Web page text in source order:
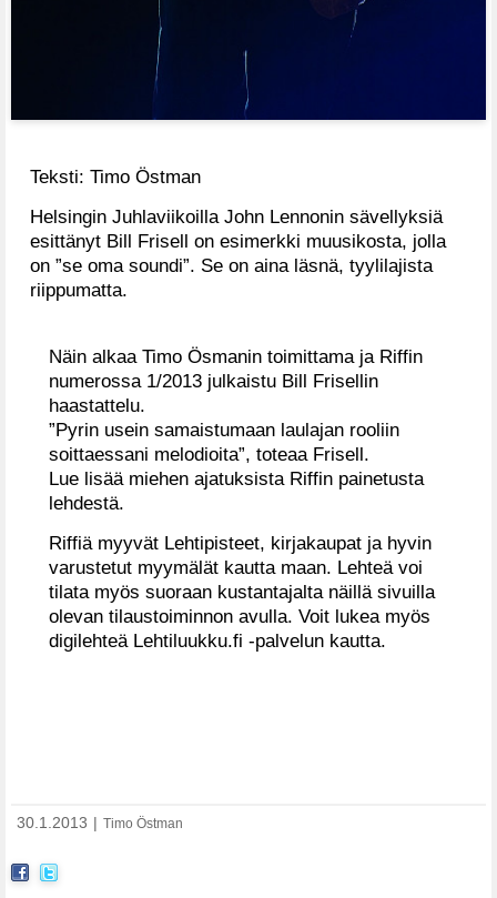
Teksti: Timo Östman
Helsingin Juhlaviikoilla John Lennonin sävellyksiä
esittänyt Bill Frisell on esimerkki muusikosta, jolla
on ”se oma soundi”. Se on aina läsnä, tyylilajista
riippumatta.
Näin alkaa Timo Ösmanin toimittama ja Riffin
numerossa 1/2013 julkaistu Bill Frisellin
haastattelu.
”Pyrin usein samaistumaan laulajan rooliin
soittaessani melodioita”, toteaa Frisell.
Lue lisää miehen ajatuksista Riffin painetusta
lehdestä.
Riffiä myyvät Lehtipisteet, kirjakaupat ja hyvin
varustetut myymälät kautta maan. Lehteä voi
tilata myös suoraan kustantajalta näillä sivuilla
olevan tilaustoiminnon avulla. Voit lukea myös
digilehteä Lehtiluukku.fi -palvelun kautta.
30.1.2013 Timo Östman